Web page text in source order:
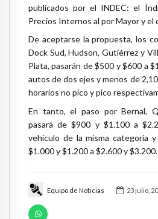
Equipo de Noticias 23 julio,
publicados por el INDEC: el
Precios Internos al por Mayor y el
De aceptarse la propuesta, los
Dock Sud, Hudson, Gutiérrez y
Plata, pasarán de $500 y $600 a
autos de dos ejes y menos de
horarios no pico y pico
En tanto, el paso por Bernal,
pasará de $900 y $1.100 a
vehículo de la misma categoría
$1.000 y $1.200 a $2.600 y $3.200.